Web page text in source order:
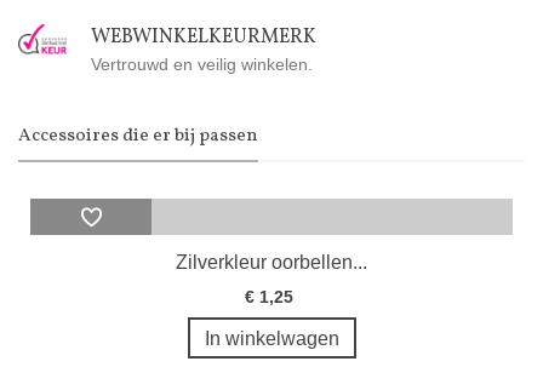
WEBWINKELKEURMERK
Vertrouwd en veilig winkelen.
Accessoires die er bij passen
Zilverkleur oorbellen...
€ 1,25
In winkelwagen